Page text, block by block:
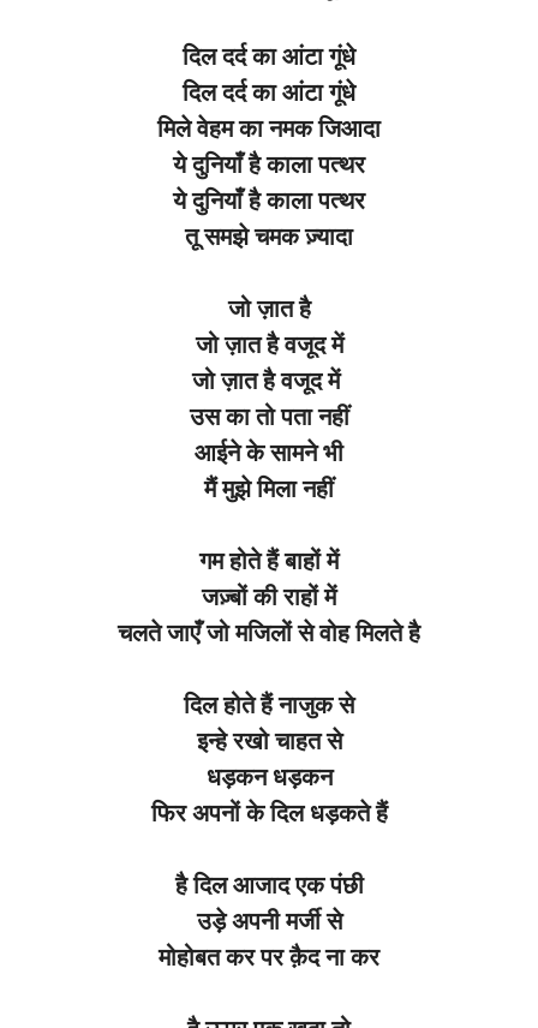
दिल दर्द का आंटा गूंधे
दिल दर्द का आंटा गूंधे
मिले वेहम का नमक जिआदा
ये दुनियाँ है काला पत्थर
ये दुनियाँ है काला पत्थर
तू समझे चमक ज़्यादा
जो ज़ात है
जो ज़ात है वजूद में
जो ज़ात है वजूद में
उस का तो पता नहीं
आईने के सामने भी
मैं मुझे मिला नहीं
गम होते हैं बाहों में
जज़्बों की राहों में
चलते जाएँ जो मजिलों से वोह मिलते है
दिल होते हैं नाजुक से
इन्हे रखो चाहत से
धड़कन धड़कन
फिर अपनों के दिल धड़कते हैं
है दिल आजाद एक पंछी
उड़े अपनी मर्जी से
मोहोबत कर पर क़ैद ना कर